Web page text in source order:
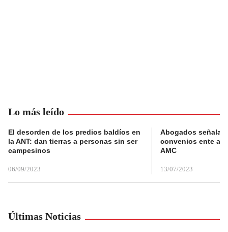
Lo más leído
El desorden de los predios baldíos en
la ANT: dan tierras a personas sin ser
campesinos
06/09/2023
Abogados
convenios ente
AMC
13/07/2023
Últimas Noticias